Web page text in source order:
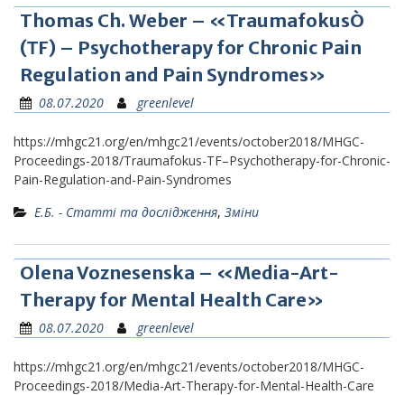
Thomas Ch. Weber – «TraumafokusÒ
(ТF) – Psychotherapy for Chronic Pain
Regulation and Pain Syndromes»
08.07.2020 greenlevel
https://mhgc21.org/en/mhgc21/events/october2018/MHGC-
Proceedings-2018/Traumafokus-TF–Psychotherapy-for-Chronic-
Pain-Regulation-and-Pain-Syndromes
Е.Б. - Статті та дослідження, Зміни
Olena Voznesenska – «Media-Art-
Therapy for Mental Health Care»
08.07.2020 greenlevel
https://mhgc21.org/en/mhgc21/events/october2018/MHGC-
Proceedings-2018/Media-Art-Therapy-for-Mental-Health-Care